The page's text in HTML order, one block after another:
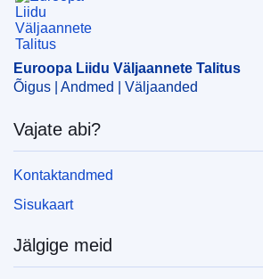
CELEX : C/2024/02684
ELI :C/2024/2684/oj
OJ : C_202402684
IMMC : P8_CR(2017)04-06
pdfa2a
Euroopa Liidu Väljaannete Talitus
Õigus | Andmed | Väljaanded
Vajate abi?
Kontaktandmed
Sisukaart
Jälgige meid